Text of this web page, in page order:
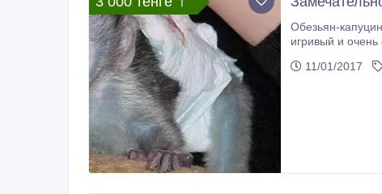
Обезьян-капуцинов. Лучшие обезьян
игривый и
11/01/2017